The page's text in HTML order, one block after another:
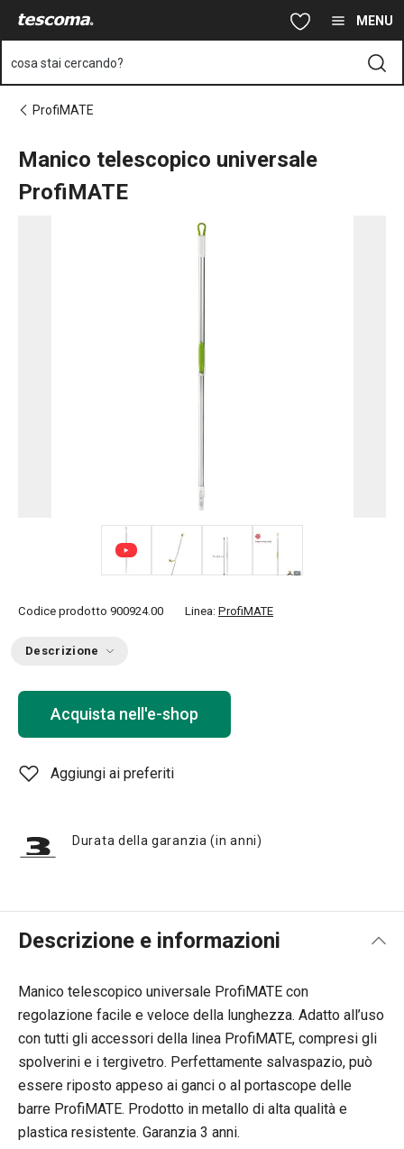
Vai al contenuto principale MENU
cosa stai cercando?
ProfiMATE
Manico telescopico universale
ProfiMATE
Codice prodotto 900924.00 Linea: ProfiMATE
Descrizione
Acquista nell'e-shop
Aggiungi ai preferiti
Durata della garanzia (in anni)
Descrizione e informazioni
Manico telescopico universale ProfiMATE con
regolazione facile e veloce della lunghezza. Adatto all’uso
con tutti gli accessori della linea ProfiMATE, compresi gli
spolverini e i tergivetro. Perfettamente salvaspazio, può
essere riposto appeso ai ganci o al portascope delle
barre ProfiMATE. Prodotto in metallo di alta qualità e
plastica resistente. Garanzia 3 anni.